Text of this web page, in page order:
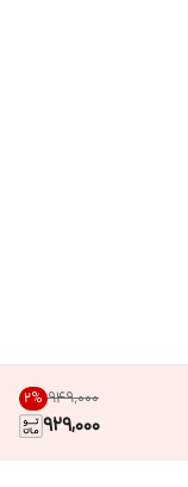
۹۴۹٬۰۰۰ 2%
929,000